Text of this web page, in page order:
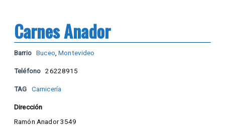
Carnes Anador
Barrio Buceo ,Montevideo
Teléfono 26228915
TAG Carnicería
Dirección
Ramón Anador 3549